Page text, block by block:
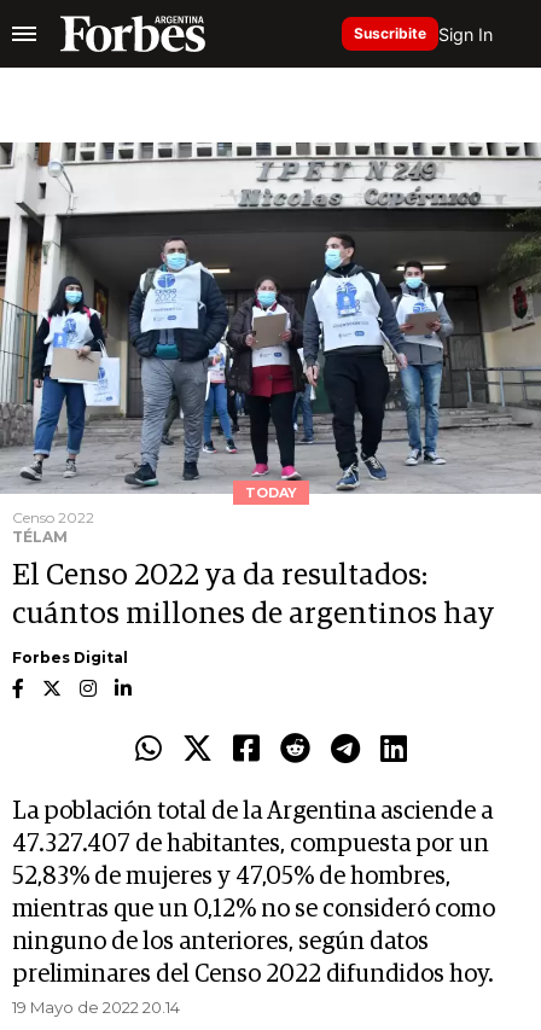
Suscribite Sign In
TODAY
Censo 2022
TÉLAM
El Censo 2022 ya da resultados:
cuántos millones de argentinos hay
Forbes Digital
La población total de la Argentina asciende a
47.327.407 de habitantes, compuesta por un
52,83% de mujeres y 47,05% de hombres,
mientras que un 0,12% no se consideró como
ninguno de los anteriores, según datos
preliminares del Censo 2022 difundidos hoy.
19 Mayo de 2022 20.14